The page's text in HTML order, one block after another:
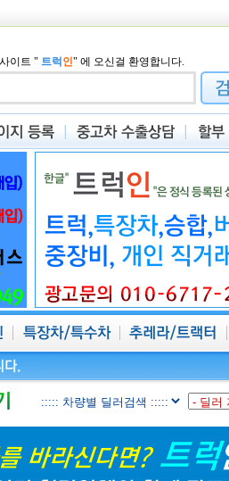
이트 " 트럭 인" 에 오신걸 환영합니다.